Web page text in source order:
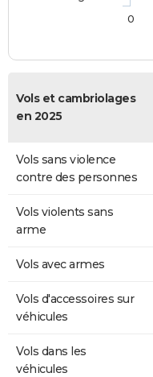
0
Vols et cambriolages
en 2025
Vols sans violence
contre des personnes
Vols violents sans
arme
Vols avec armes
Vols d'accessoires sur
véhicules
Vols dans les
véhicules